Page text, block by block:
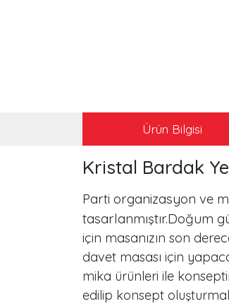
Ürün Bilgisi
Kristal Bardak
Parti organizasyon ve
tasarlanmıştır.Doğum
için masanızın son
davet masası için
mika ürünleri ile
edilip konsept